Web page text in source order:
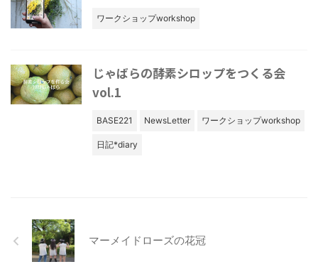
ワークショップworkshop
じゃばらの酵素シロップをつくる会
vol.1
BASE221 NewsLetter ワークショップworkshop
日記*diary
マーメイドローズの花冠